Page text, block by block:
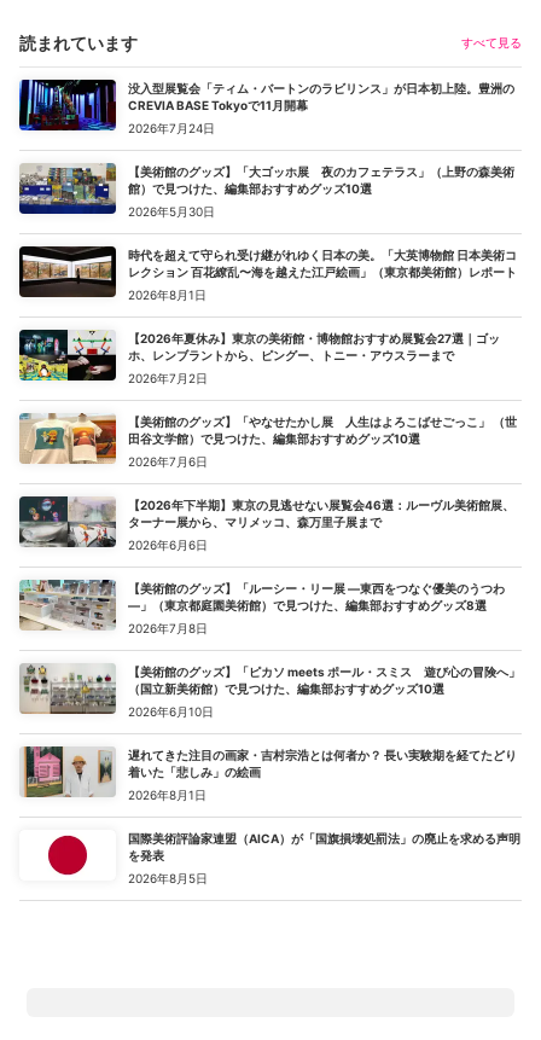
読まれています すべて見る
没入型展覧会「ティム・バートンのラビリンス」が日本初上陸。豊洲の
CREVIA BASE Tokyoで11月開幕
2026年7月24日
【美術館のグッズ】「大ゴッホ展 夜のカフェテラス」（上野の森美術
館）で見つけた、編集部おすすめグッズ10選
2026年5月30日
時代を超えて守られ受け継がれゆく日本の美。「大英博物館 日本美術コ
レクション 百花繚乱〜海を越えた江戸絵画」（東京都美術館）レポート
2026年8月1日
【2026年夏休み】東京の美術館・博物館おすすめ展覧会27選｜ゴッ
ホ、レンブラントから、ピングー、トニー・アウスラーまで
2026年7月2日
【美術館のグッズ】「やなせたかし展 人生はよろこばせごっこ」 （世
田谷文学館）で見つけた、編集部おすすめグッズ10選
2026年7月6日
【2026年下半期】東京の見逃せない展覧会46選：ルーヴル美術館展、
ターナー展から、マリメッコ、森万里子展まで
2026年6月6日
【美術館のグッズ】「ルーシー・リー展 ―東西をつなぐ優美のうつわ
―」（東京都庭園美術館）で見つけた、編集部おすすめグッズ8選
2026年7月8日
【美術館のグッズ】「ピカソ meets ポール・スミス 遊び心の冒険へ」
（国立新美術館）で見つけた、編集部おすすめグッズ10選
2026年6月10日
遅れてきた注目の画家・吉村宗浩とは何者か？ 長い実験期を経てたどり
着いた「悲しみ」の絵画
2026年8月1日
国際美術評論家連盟（AICA）が「国旗損壊処罰法」の廃止を求める声明
を発表
2026年8月5日